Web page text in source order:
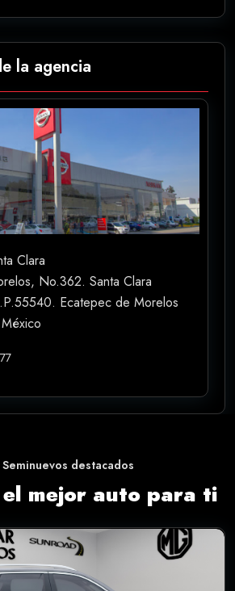
la agencia
Clara
No.362. Santa Clara
Ecatepec de Morelos
Seminuevos destacados
mejor auto para ti